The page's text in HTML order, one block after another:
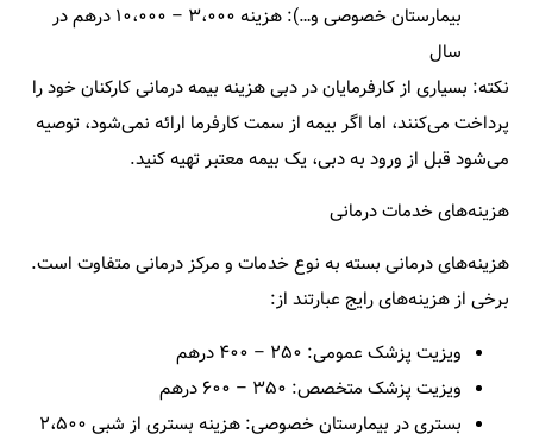
بیمارستان خصوصی و…): هزینه ۳،۰۰۰ – ۱۰،۰۰۰ درهم در
سال
نکته: بسیاری از کارفرمایان در دبی هزینه بیمه درمانی کارکنان خود را
پرداخت می‌کنند، اما اگر بیمه از سمت کارفرما ارائه نمی‌شود، توصیه
می‌شود قبل از ورود به دبی، یک بیمه معتبر تهیه کنید.
هزینه‌های خدمات درمانی
هزینه‌های درمانی بسته به نوع خدمات و مرکز درمانی متفاوت است.
برخی از هزینه‌های رایج عبارتند از:
ویزیت پزشک عمومی:
ویزیت پزشک متخصص:
بستری در بیمارستان خصوصی:
هزینه بستری از شبی ۲،۵۰۰